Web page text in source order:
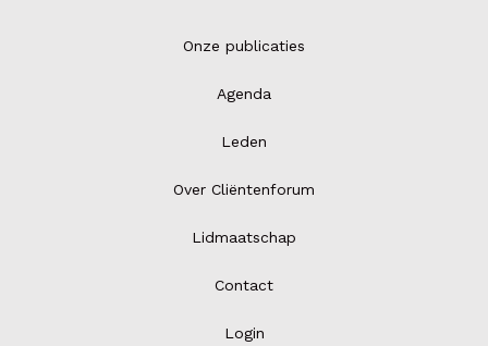
Onze publicaties
Agenda
Leden
Over Cliëntenforum
Lidmaatschap
Contact
Login